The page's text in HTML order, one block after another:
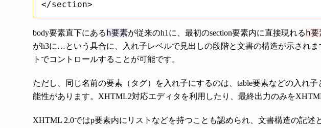
body要素直下にある h要素が従来のh1に、最初のsection要素内に直接現れる h要
がh3に…という具合に、入れ子レベルで見出しの段階と文書の構造が示され
トでコントロールすることが可能です。
ただし、同じ名前の要素（タグ）を入れ子にするのは、table要素などの入れ
能性があります。XHTML2対応エディタを利用したり、最終出力のみを
XHTML 2.0ではp要素内にリストなどを持つことも認められ、文書構造の記